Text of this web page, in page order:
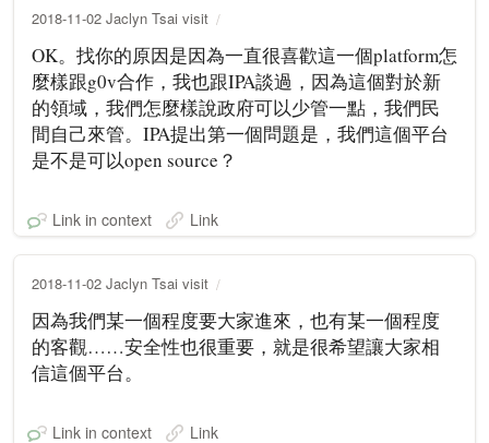
2018-11-02 Jaclyn Tsai visit
OK。找你的原因是因為一直很喜歡這一個platform怎
麼樣跟g0v合作，我也跟IPA談過，因為這個對於新
的領域，我們怎麼樣說政府可以少管一點，我們民
間自己來管。IPA提出第一個問題是，我們這個平台
是不是可以open source？
Link in context Link
2018-11-02 Jaclyn Tsai visit
因為我們某一個程度要大家進來，也有某一個程度
的客觀……安全性也很重要，就是很希望讓大家相
信這個平台。
Link in context Link